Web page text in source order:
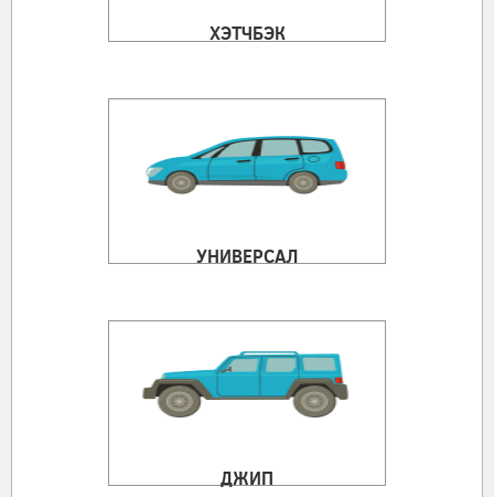
ХЭТЧБЭК
УНИВЕРСАЛ
ДЖИП